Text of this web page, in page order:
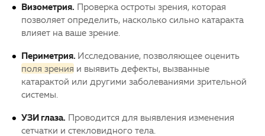
Визометрия. Проверка остроты зрения, которая
позволяет определить, насколько сильно катаракта
влияет на ваше зрение.
Периметрия. Исследование, позволяющее оценить
поля зрения и выявить дефекты, вызванные
катарактой или другими заболеваниями зрительной
системы.
УЗИ глаза. Проводится для выявления изменения
сетчатки и стекловидного тела.